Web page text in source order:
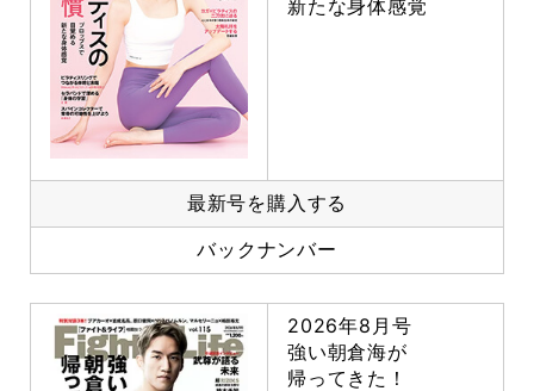
新たな身体感覚
最新号を購入する
バックナンバー
2026年8月号
強い朝倉海が
帰ってきた！